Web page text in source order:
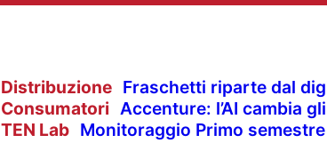
Distribuzione Fraschetti riparte dal
Consumatori Accenture: l’AI cambia
TEN Lab Monitoraggio Primo